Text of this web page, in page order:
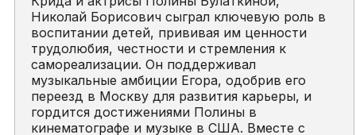
Николай Борисович сыграл ключевую роль в
воспитании детей, прививая им ценности
трудолюбия, честности и стремления к
самореализации. Он поддерживал
музыкальные амбиции Егора, одобрив его
переезд в Москву для развития карьеры, и
гордится достижениями Полины в
кинематографе и музыке в США. Вместе с